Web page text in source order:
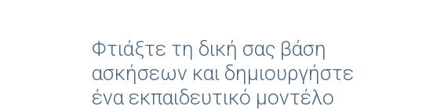
Φτιάξτε τη δική σας βάση
ασκήσεων και δημιουργήστε
ένα εκπαιδευτικό μοντέλο